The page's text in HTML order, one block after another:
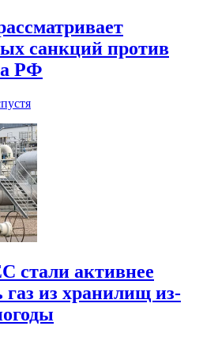
санкций против
РФ
стали активнее
газ из хранилищ из-